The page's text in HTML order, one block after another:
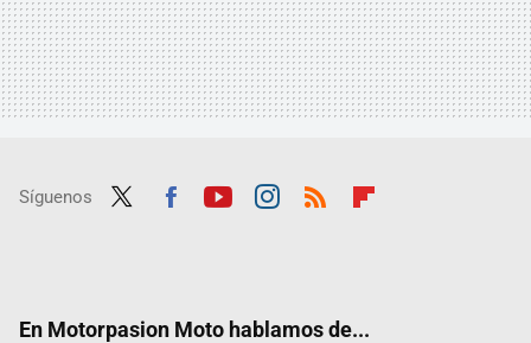
Síguenos
En Motorpasion Moto hablamos de...